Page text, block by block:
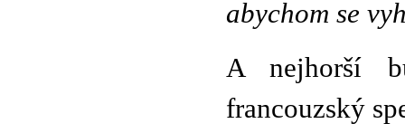
abychom se
A nejhorší
francouzský